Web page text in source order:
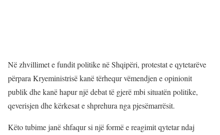
Në zhvillimet e fundit politike në Shqipëri, protestat e qytetarëve
përpara Kryeministrisë kanë tërhequr vëmendjen e opinionit
publik dhe kanë hapur një debat të gjerë mbi situatën politike,
qeverisjen dhe kërkesat e shprehura nga pjesëmarrësit.
Këto tubime janë shfaqur si një formë e reagimit qytetar ndaj